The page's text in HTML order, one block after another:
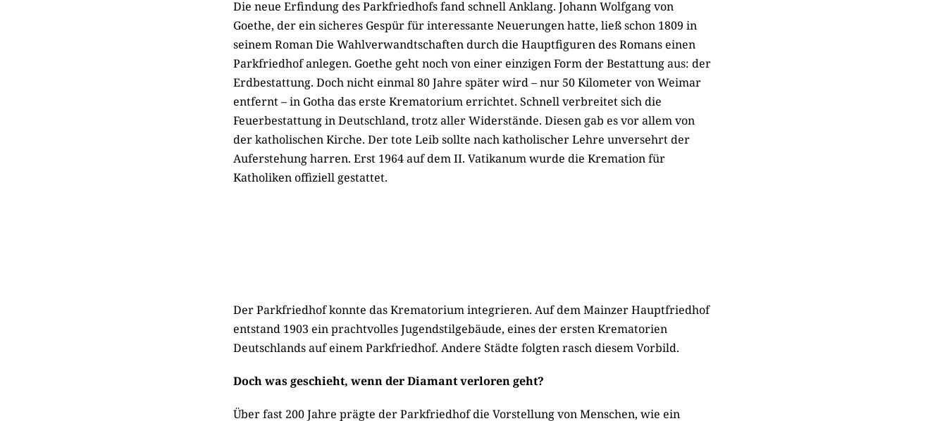
Die neue Erfindung des Parkfriedhofs fand schnell Anklang. Johann Wolfgang von
Goethe, der ein sicheres Gespür für interessante Neuerungen hatte, ließ schon 1809 in
seinem Roman Die Wahlverwandtschaften durch die Hauptfiguren des Romans einen
Parkfriedhof anlegen. Goethe geht noch von einer einzigen Form der Bestattung aus: der
Erdbestattung. Doch nicht einmal 80 Jahre später wird – nur 50 Kilometer von Weimar
entfernt – in Gotha das erste Krematorium errichtet. Schnell verbreitet sich die
Feuerbestattung in Deutschland, trotz aller Widerstände. Diesen gab es vor allem von
der katholischen Kirche. Der tote Leib sollte nach katholischer Lehre unversehrt der
Auferstehung harren. Erst 1964 auf dem II. Vatikanum wurde die Kremation für
Katholiken offiziell gestattet.
Der Parkfriedhof konnte das Krematorium integrieren. Auf dem Mainzer Hauptfriedhof
entstand 1903 ein prachtvolles Jugendstilgebäude, eines der ersten Krematorien
Deutschlands auf einem Parkfriedhof. Andere Städte folgten rasch diesem Vorbild.
Doch was geschieht, wenn der Diamant verloren geht?
Über fast 200 Jahre prägte der Parkfriedhof die Vorstellung von Menschen, wie ein